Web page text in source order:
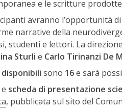
e le scritture
avranno l’opportunità
narrative della
studenti e lettori. La
Sturli e Carlo Tirinanzi De
sono 16e sarà
e scheda di presentazione
, pubblicata sul sito del